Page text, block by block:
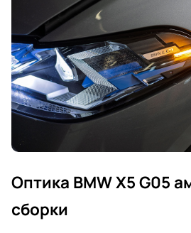
Оптика BMW X5 G05
сборки